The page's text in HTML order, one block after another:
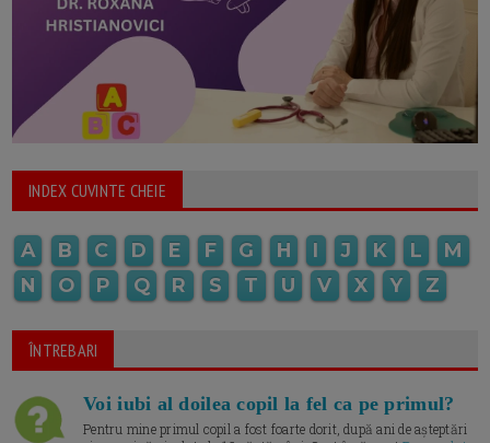
INDEX CUVINTE CHEIE
A B C D E F G H I J K L
M
N
O P Q R S T U V X Y Z
ÎNTREBARI
Voi iubi al doilea copil la fel ca pe primul?
Pentru mine primul copil a fost foarte dorit, după ani de așteptări